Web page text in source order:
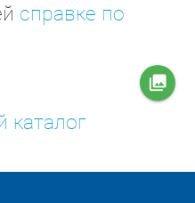
справке по
collections
каталог